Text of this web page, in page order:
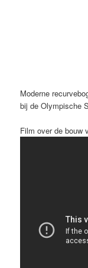
Moderne
bij de Olympische
Film over de bouw